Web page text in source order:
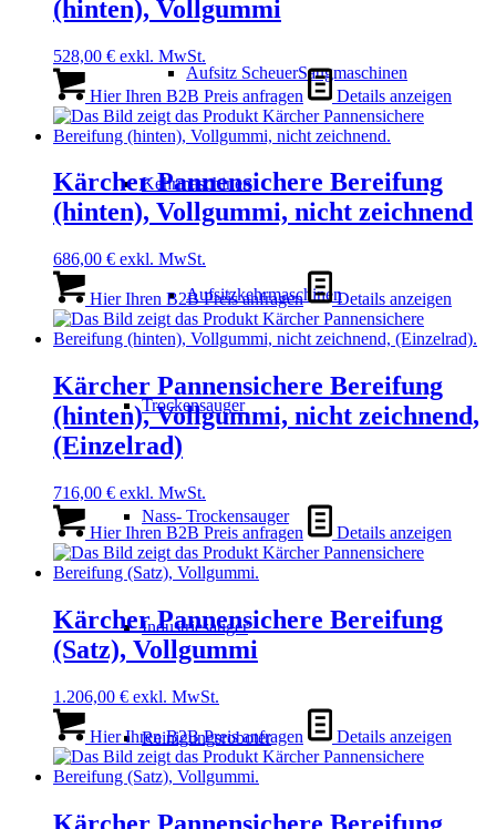
Aufsitz ScheuerSaugmaschinen
Kehrmaschinen
Aufsitzkehrmaschinen
Trockensauger
Nass- Trockensauger
Industriesauger
Reinigungsroboter
(hinten), Vollgummi
528,00 € exkl. MwSt.
Hier Ihren B2B Preis anfragen Details anzeigen
Kärcher Pannensichere Bereifung
(hinten), Vollgummi, nicht zeichnend
686,00 € exkl. MwSt.
Hier Ihren B2B Preis anfragen Details anzeigen
Kärcher Pannensichere Bereifung
(hinten), Vollgummi, nicht zeichnend,
(Einzelrad)
716,00 € exkl. MwSt.
Hier Ihren B2B Preis anfragen Details anzeigen
Kärcher Pannensichere Bereifung
(Satz), Vollgummi
1.206,00 € exkl. MwSt.
Hier Ihren B2B Preis anfragen Details anzeigen